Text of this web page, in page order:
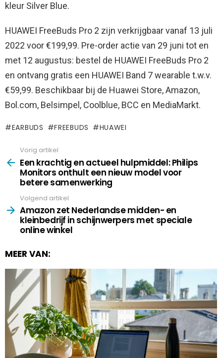
kleur Silver Blue.
HUAWEI FreeBuds Pro 2 zijn verkrijgbaar vanaf 13 juli
2022 voor €199,99. Pre-order actie van 29 juni tot en
met 12 augustus: bestel de HUAWEI FreeBuds Pro 2
en ontvang gratis een HUAWEI Band 7 wearable t.w.v.
€59,99. Beschikbaar bij de Huawei Store, Amazon,
Bol.com, Belsimpel, Coolblue, BCC en MediaMarkt.
EARBUDS FREEBUDS HUAWEI
more
Vorig artikel
Een krachtig en actueel hulpmiddel: Philips
Monitors onthult een nieuw model voor
betere samenwerking
Volgend artikel
Amazon zet Nederlandse midden- en
kleinbedrijf in schijnwerpers met speciale
online winkel
MEER VAN: